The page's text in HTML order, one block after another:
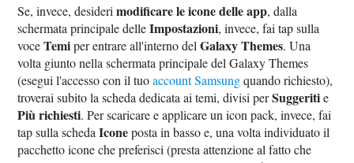
Se, invece, desiderimodificare le icone delle app, dalla
schermata principale delleImpostazioni, invece, fai tap sulla
voceTemiper entrare all'interno delGalaxy Themes. Una
volta giunto nella schermata principale del Galaxy Themes
(esegui l'accesso con il tuoaccount Samsungquando richiesto),
troverai subito la scheda dedicata ai temi, divisi perSuggeritie
Più richiesti. Per scaricare e applicare un icon pack, invece, fai
tap sulla schedaIconeposta in basso e, una volta individuato il
pacchetto icone che preferisci (presta attenzione al fatto che